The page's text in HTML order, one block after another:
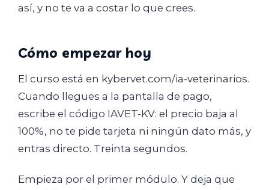
así, y no te va a costar lo que crees.
Cómo empezar hoy
El curso está en kybervet.com/ia-veterinarios.
Cuando llegues a la pantalla de pago,
escribe el código IAVET-KV: el precio baja al
100%, no te pide tarjeta ni ningún dato más, y
entras directo. Treinta segundos.
Empieza por el primer módulo. Y deja que